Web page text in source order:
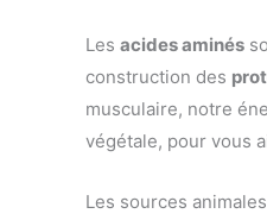
Les acides aminés
construction des
musculaire, notre
végétale, pour vous
Les sources